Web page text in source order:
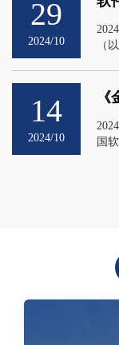
技
定
技
29
2024/10
览
（
14
2024/10
国